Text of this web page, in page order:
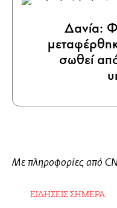
Δανία:
σωθεί
Με πληροφορίες από
ΕΙΔΗΣΕΙΣ ΣΗΜΕΡΑ: